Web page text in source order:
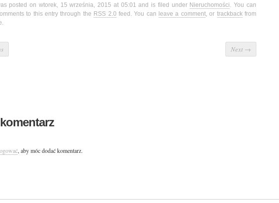
posted on wtorek, 15 września, 2015 at 05:01 and is filed under Nieruchomości. You can
to this entry through the RSS 2.0 feed. You can leave a comment, or trackbackfrom
Next →
, aby móc dodać komentarz.